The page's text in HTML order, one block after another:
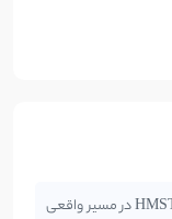
پیش فروش همستر کامبت در کوکوین | توکن HMSTR در مسیر واقعی